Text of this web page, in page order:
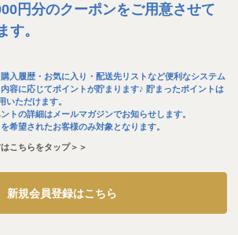
円分のクーポンをご用意させて
す。
入履歴・お気に入り・配送先リストなど便利なシステム
容に応じてポイントが貯まります♪ 貯まったポイントは
いただけます。
トの詳細はメールマガジンでお知らせします。
希望されたお客様のみ対象となります。
こちらをタップ＞＞
新規会員登録はこちら